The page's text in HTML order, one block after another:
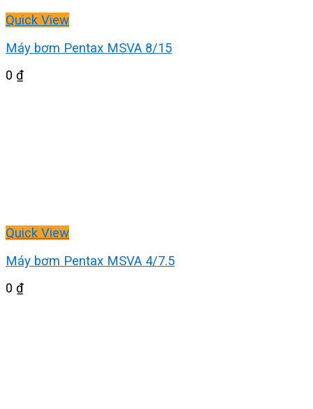
Quick View
Máy bơm Pentax MSVA 8/15
0 ₫
Quick View
Máy bơm Pentax MSVA 4/7.5
0 ₫